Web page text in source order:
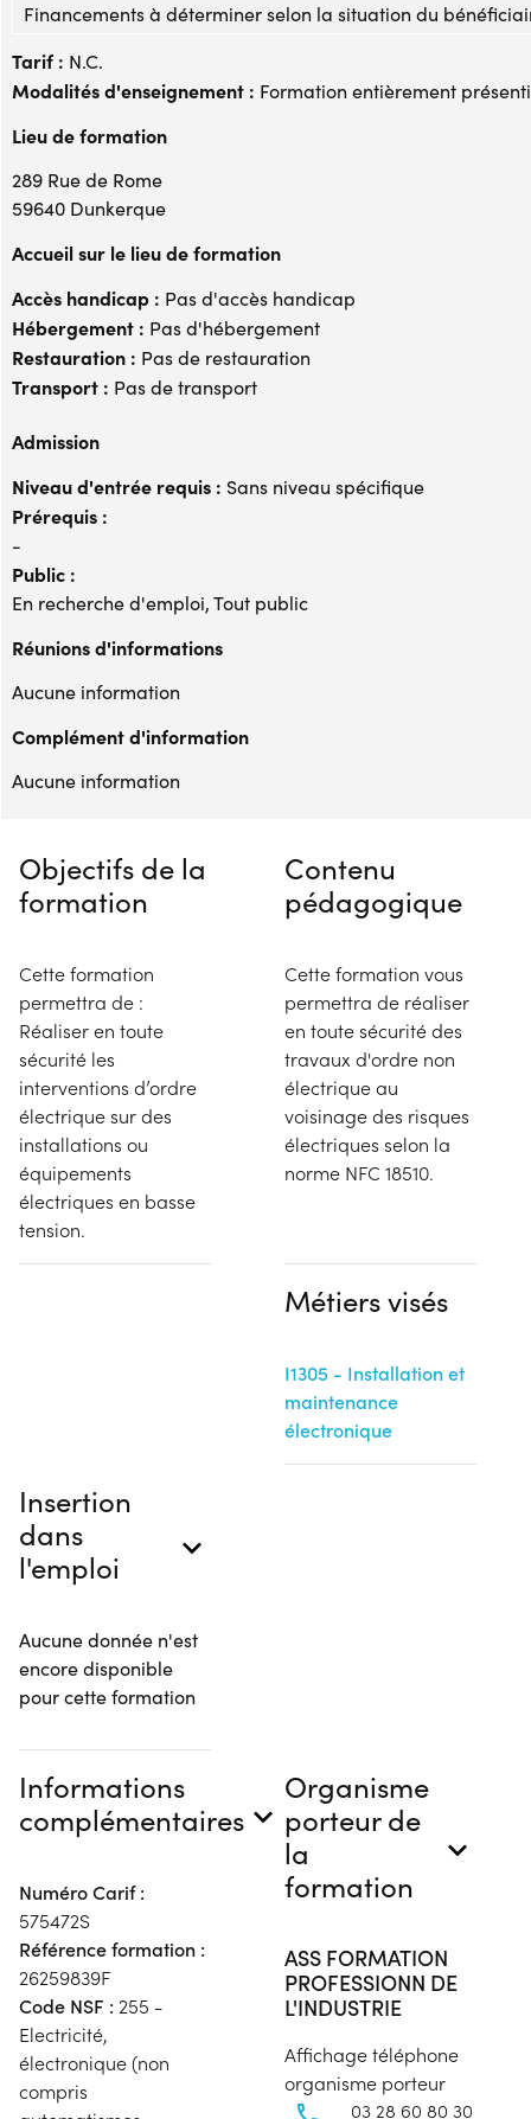
Financements à déterminer selon la situation du
Tarif : N.C.
Modalités d'enseignement : Formation entièrement
Lieu de formation
289 Rue de Rome
59640 Dunkerque
Accueil sur le lieu de formation
Accès handicap : Pas d'accès handicap
Hébergement : Pas d'hébergement
Restauration : Pas de restauration
Transport : Pas de transport
Admission
Niveau d'entrée requis : Sans niveau spécifique
Prérequis :
-
Public :
En recherche d'emploi, Tout public
Réunions d'informations
Aucune information
Complément d'information
Aucune information
Objectifs de la
formation
Cette formation
permettra de :
Réaliser en toute
sécurité les
interventions d’ordre
électrique sur des
installations ou
équipements
électriques en basse
tension.
Contenu
pédagogique
Cette formation vous
permettra de réaliser
en toute sécurité des
travaux d'ordre non
électrique au
voisinage des risques
électriques selon la
norme NFC 18510.
Métiers visés
I1305 - Installation et
maintenance
électronique
Insertion
dans
l'emploi
Aucune donnée n'est
encore disponible
pour cette formation
Informations
complémentaires
Numéro Carif :
575472S
Référence formation :
26259839F
Code NSF : 255 -
Electricité,
électronique (non
compris
Organisme
porteur de
la
formation
ASS FORMATION
PROFESSIONN DE
L'INDUSTRIE
Affichage téléphone
organisme porteur
03 28 60 80 30